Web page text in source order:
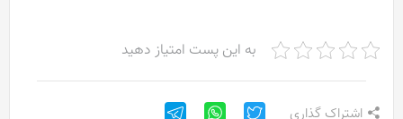
به این پست امتیاز دهید
اشتراک گذاری